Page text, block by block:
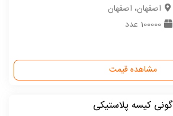
اصفهان، اصفهان
100000 عدد
مشاهده قیمت
گونی کیسه پلاستیکی